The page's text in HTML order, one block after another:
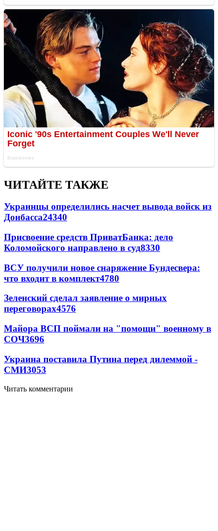
ЧИТАЙТЕ ТАКЖЕ
Украинцы определились насчет вывода войск из
Донбасса24340
Присвоение средств ПриватБанка: дело
Коломойского направлено в суд8330
ВСУ получили новое снаряжение Бундесвера:
что входит в комплект4780
Зеленский сделал заявление о мирных
переговорах4576
Майора ВСП поймали на "помощи" военному в
СОЧ3696
Украина поставила Путина перед дилеммой -
СМИ3053
Читать комментарии